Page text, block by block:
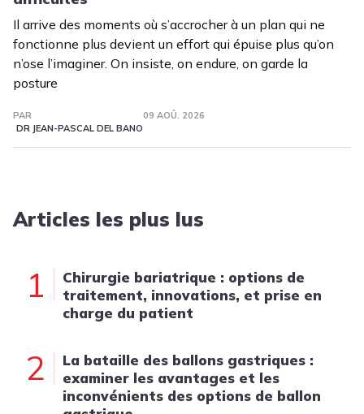
Il arrive des moments où s’accrocher à un plan qui ne
fonctionne plus devient un effort qui épuise plus qu’on
n’ose l’imaginer. On insiste, on endure, on garde la
posture
PAR
DR JEAN-PASCAL DEL BANO
09 AOÛ. 2026
Articles les plus lus
1
Chirurgie bariatrique : options de
traitement, innovations, et prise en
charge du patient
2
La bataille des ballons gastriques :
examiner les avantages et les
inconvénients des options de ballon